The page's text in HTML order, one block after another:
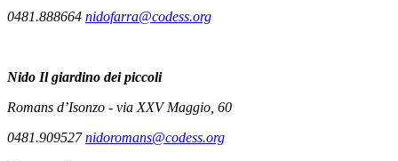
0481.888664 nidofarra@codess.org
Nido Il giardino dei piccoli
Romans d’Isonzo - via XXV Maggio, 60
0481.909527nidoromans@codess.org